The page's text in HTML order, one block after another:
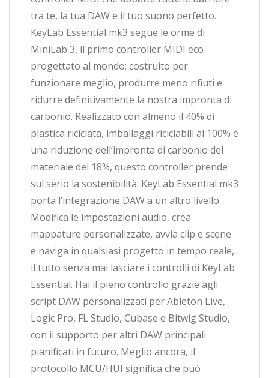
tra te, la tua DAW e il tuo suono perfetto.
KeyLab Essential mk3 segue le orme di
MiniLab 3, il primo controller MIDI eco-
progettato al mondo; costruito per
funzionare meglio, produrre meno rifiuti e
ridurre definitivamente la nostra impronta di
carbonio. Realizzato con almeno il 40% di
plastica riciclata, imballaggi riciclabili al 100% e
una riduzione dell’impronta di carbonio del
materiale del 18%, questo controller prende
sul serio la sostenibilità. KeyLab Essential mk3
porta l’integrazione DAW a un altro livello.
Modifica le impostazioni audio, crea
mappature personalizzate, avvia clip e scene
e naviga in qualsiasi progetto in tempo reale,
il tutto senza mai lasciare i controlli di KeyLab
Essential. Hai il pieno controllo grazie agli
script DAW personalizzati per Ableton Live,
Logic Pro, FL Studio, Cubase e Bitwig Studio,
con il supporto per altri DAW principali
pianificati in futuro. Meglio ancora, il
protocollo MCU/HUI significa che può